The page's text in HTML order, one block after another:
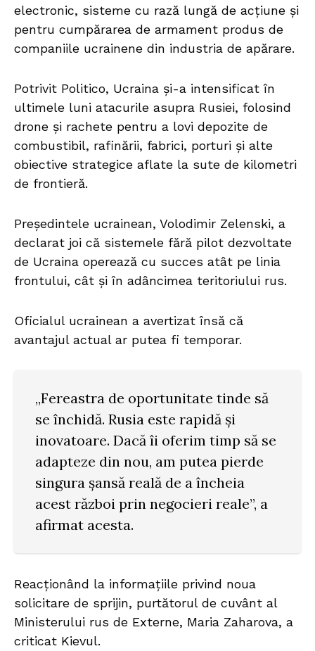
electronic, sisteme cu rază lungă de acțiune și
pentru cumpărarea de armament produs de
companiile ucrainene din industria de apărare.
Potrivit Politico, Ucraina și-a intensificat în
ultimele luni atacurile asupra Rusiei, folosind
drone și rachete pentru a lovi depozite de
combustibil, rafinării, fabrici, porturi și alte
obiective strategice aflate la sute de kilometri
de frontieră.
Președintele ucrainean, Volodimir Zelenski, a
declarat joi că sistemele fără pilot dezvoltate
de Ucraina operează cu succes atât pe linia
frontului, cât și în adâncimea teritoriului rus.
Oficialul ucrainean a avertizat însă că
avantajul actual ar putea fi temporar.
„Fereastra de oportunitate tinde să
se închidă. Rusia este rapidă și
inovatoare. Dacă îi oferim timp să se
adapteze din nou, am putea pierde
singura șansă reală de a încheia
acest război prin negocieri reale”, a
afirmat acesta.
Reacționând la informațiile privind noua
solicitare de sprijin, purtătorul de cuvânt al
Ministerului rus de Externe, Maria Zaharova, a
criticat Kievul.